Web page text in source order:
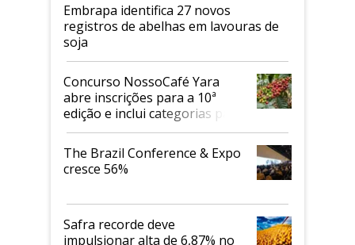
Embrapa identifica 27 novos
registros de abelhas em lavouras de
soja
Concurso NossoCafé Yara
abre inscrições para a 10ª
edição e inclui categorias para
cafés Canephora
The Brazil Conference & Expo
cresce 56%
Safra recorde deve
impulsionar alta de 6,87% no